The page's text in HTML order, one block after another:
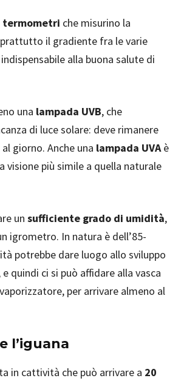
termometri che misurino la
il gradiente fra le varie
alla buona salute di
una lampada UVB, che
di luce solare: deve rimanere
giorno. Anche una lampada UVAè
visione più simile a quella naturale
un sufficiente grado di umidità,
igrometro. In natura è dell’85-
potrebbe dare luogo allo sviluppo
quindi ci si può affidare alla vasca
per arrivare almeno al
l’iguana
in cattività che può arrivare a 20